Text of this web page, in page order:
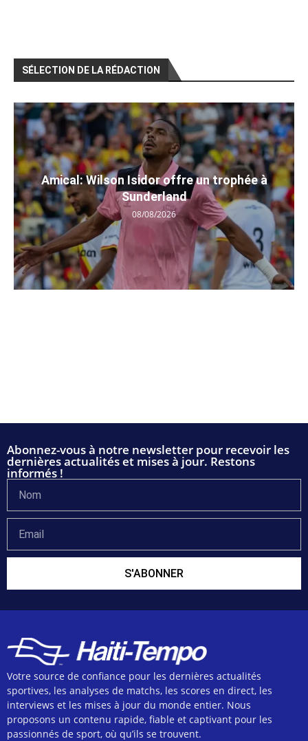
SÉLECTION DE LA RÉDACTION
Amical: Wilson Isidor offre un trophée à
Sunderland
08/08/2026
Abonnez-vous à notre newsletter pour recevoir les
dernières actualités et mises à jour. Restons
informés !
S'ABONNER
Votre source de confiance pour les dernières actualités
sportives, les analyses de matchs, les scores en direct, les
interviews et les mises à jour du monde entier. Nous
proposons un contenu rapide, fiable et captivant pour les
passionnés de sport, où qu’ils se trouvent.